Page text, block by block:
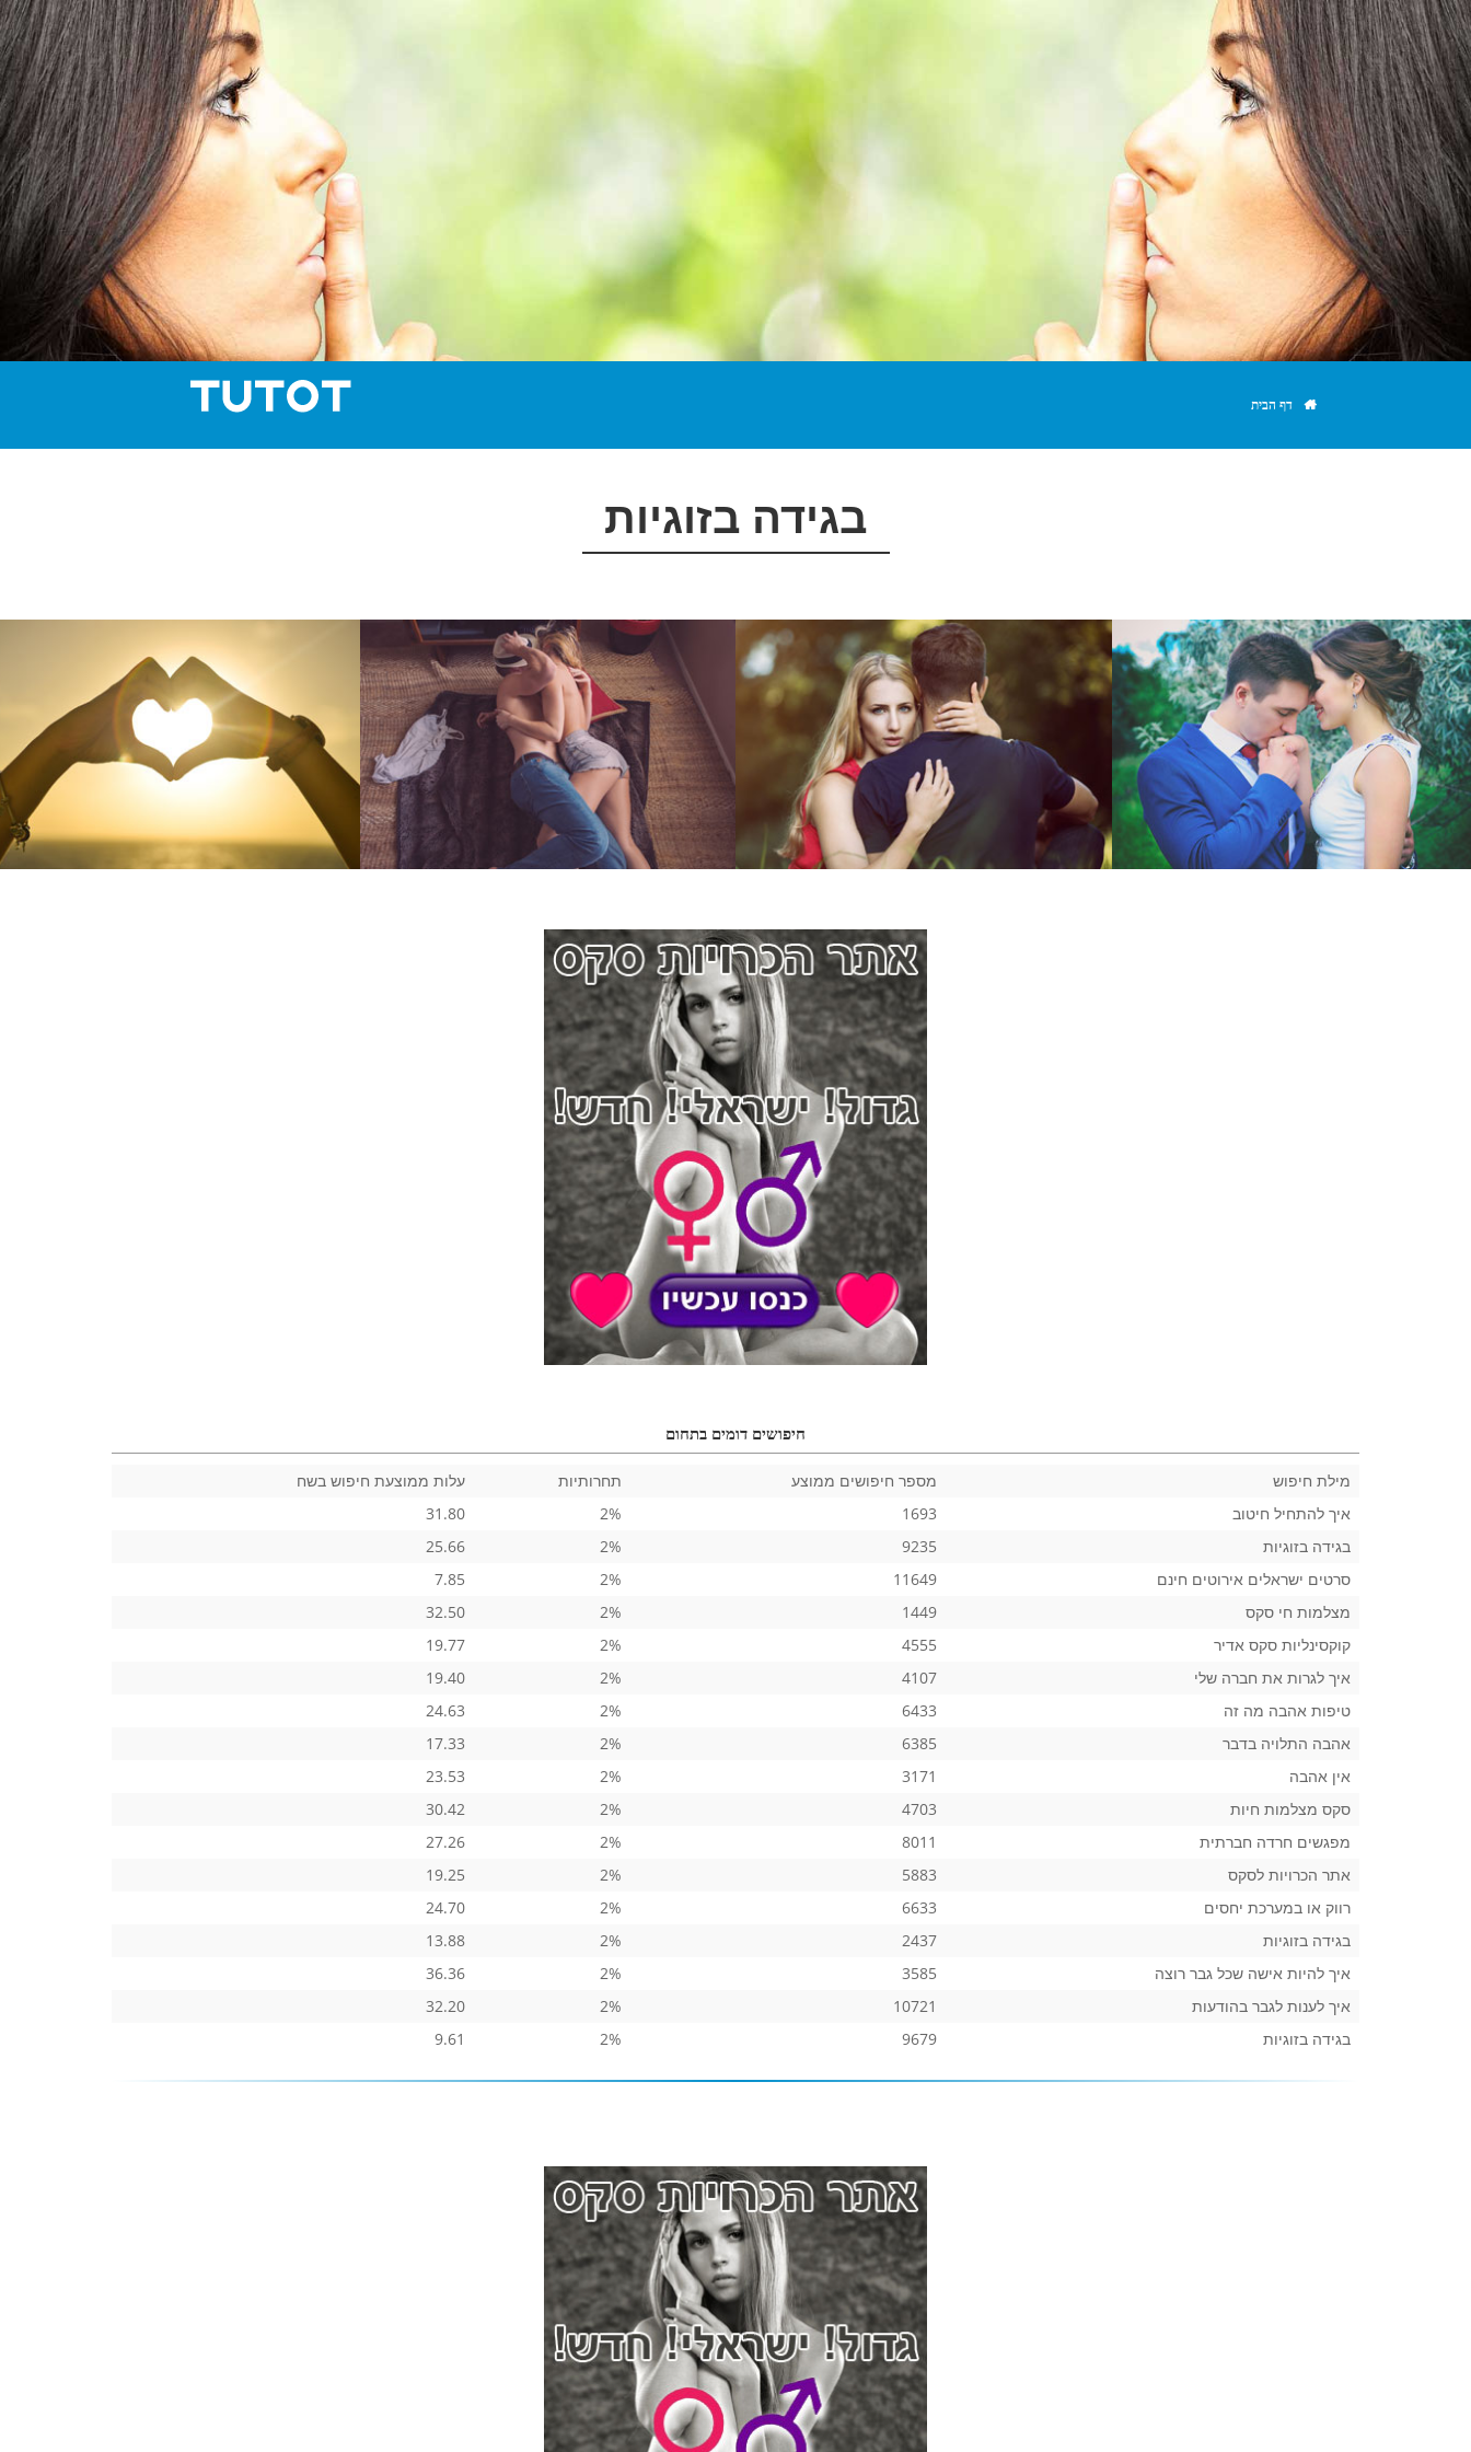
דף הבית
בגידה בזוגיות
חיפושים דומים בתחום
מילת חיפוש מספר חיפושים ממוצע תחרותיות
עלות ממוצעת חיפוש בשח
איך להתחיל חיטוב
1693
2%
31.80
בגידה בזוגיות
9235
2%
25.66
סרטים ישראלים אירוטים חינם
11649
2%
7.85
מצלמות חי סקס
1449
2%
32.50
קוקסינליות סקס אדיר
4555
2%
19.77
איך לגרות את חברה שלי
4107
2%
19.40
טיפות אהבה מה זה
6433
2%
24.63
אהבה התלויה בדבר
6385
2%
17.33
אין אהבה
3171
2%
23.53
סקס מצלמות חיות
4703
2%
30.42
מפגשים חרדה חברתית
8011
2%
27.26
אתר הכרויות לסקס
5883
2%
19.25
רווק או במערכת יחסים
6633
2%
24.70
בגידה בזוגיות
2437
2%
13.88
איך להיות אישה שכל גבר רוצה
3585
2%
36.36
איך לענות לגבר בהודעות
10721
2%
32.20
בגידה בזוגיות
9679
2%
9.61